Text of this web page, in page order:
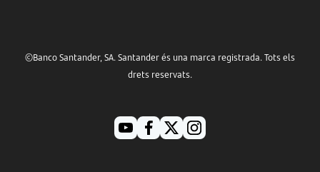
©Banco Santander, SA. Santander és una marca registrada. Tots els
drets reservats.